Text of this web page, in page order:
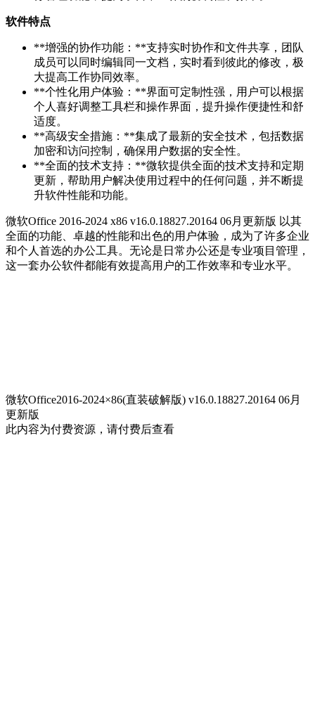
软件特点
**增强的协作功能：**支持实时协作和文件共享，团队
成员可以同时编辑同一文档，实时看到彼此的修改，极
大提高工作协同效率。
**个性化用户体验：**界面可定制性强，用户可以根据
个人喜好调整工具栏和操作界面，提升操作便捷性和舒
适度。
**高级安全措施：**集成了最新的安全技术，包括数据
加密和访问控制，确保用户数据的安全性。
**全面的技术支持：**微软提供全面的技术支持和定期
更新，帮助用户解决使用过程中的任何问题，并不断提
升软件性能和功能。
微软Office 2016-2024 x86 v16.0.18827.20164 06月更新版 以其
全面的功能、卓越的性能和出色的用户体验，成为了许多企业
和个人首选的办公工具。无论是日常办公还是专业项目管理，
这一套办公软件都能有效提高用户的工作效率和专业水平。
微软Office2016-2024×86(直装破解版) v16.0.18827.20164 06月
更新版
此内容为付费资源，请付费后查看